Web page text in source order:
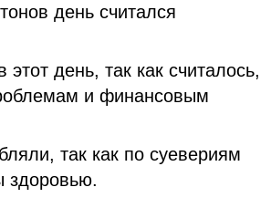
день считался
день, так как считалось,
и финансовым
так как по суевериям
здоровью.